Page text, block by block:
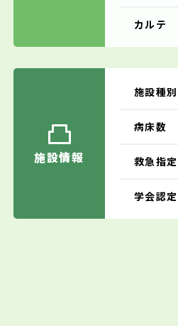
カルテ
施設情報
施設種別
病床数
救急指定
学会認